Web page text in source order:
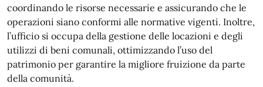
coordinando le risorse necessarie e assicurando che le
operazioni siano conformi alle normative vigenti. Inoltre,
l’ufficio si occupa della gestione delle locazioni e degli
utilizzi di beni comunali, ottimizzando l’uso del
patrimonio per garantire la migliore fruizione da parte
della comunità.